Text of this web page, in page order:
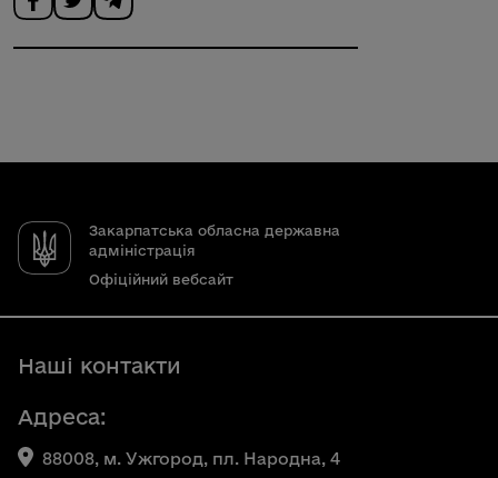
Закарпатська обласна державна
адміністрація
Офіційний вебсайт
Наші контакти
Адреса:
88008, м. Ужгород, пл. Народна, 4